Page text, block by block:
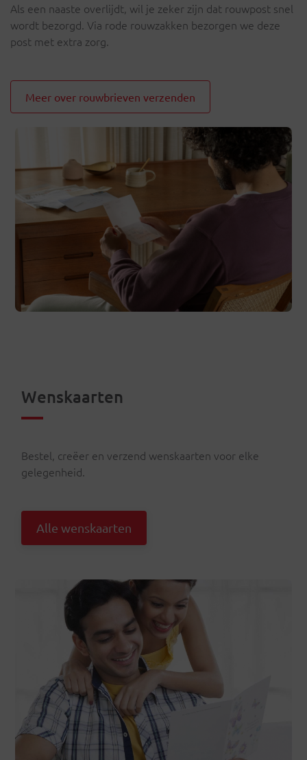
Als een naaste overlijdt, wil je zeker zijn dat rouwpost snel
wordt bezorgd. Via rode rouwzakken bezorgen we deze
post met extra zorg.
Meer over rouwbrieven verzenden
Wenskaarten
Bestel, creëer en verzend wenskaarten voor elke
gelegenheid.
Alle wenskaarten